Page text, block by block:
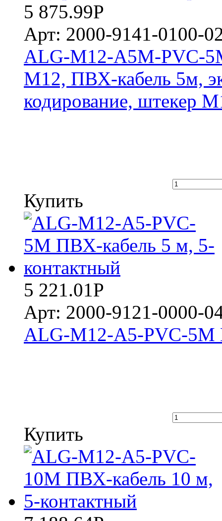
5 875.99Р
Арт: 2000-9141-0100-
ALG-M12-A5M-PVC-
M12, ПВХ-кабель 5м,
кодирование, штекер
Купить
5 221.01Р
Арт: 2000-9121-0000-
ALG-M12-A5-PVC-5M
Купить